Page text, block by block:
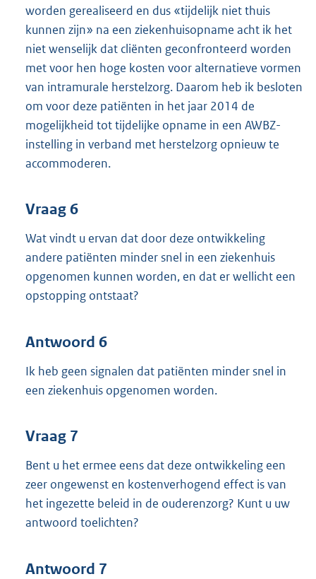
worden gerealiseerd en dus «tijdelijk niet thuis
kunnen zijn» na een ziekenhuisopname acht ik het
niet wenselijk dat cliënten geconfronteerd worden
met voor hen hoge kosten voor alternatieve vormen
van intramurale herstelzorg. Daarom heb ik besloten
om voor deze patiënten in het jaar 2014 de
mogelijkheid tot tijdelijke opname in een AWBZ-
instelling in verband met herstelzorg opnieuw te
accommoderen.
Vraag 6
Wat vindt u ervan dat door deze ontwikkeling
andere patiënten minder snel in een ziekenhuis
opgenomen kunnen worden, en dat er wellicht een
opstopping ontstaat?
Antwoord 6
Ik heb geen signalen dat patiënten minder snel in
een ziekenhuis opgenomen worden.
Vraag 7
Bent u het ermee eens dat deze ontwikkeling een
zeer ongewenst en kostenverhogend effect is van
het ingezette beleid in de ouderenzorg? Kunt u uw
antwoord toelichten?
Antwoord 7